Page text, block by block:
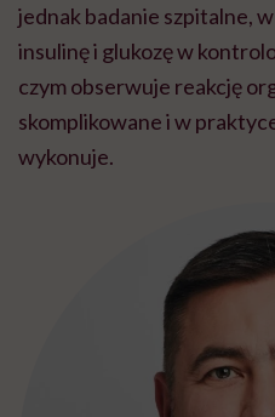
jednak badanie szpitalne,
insulinę i glukozę w
czym obserwuje reakcję
skomplikowane i w
wykonuje.